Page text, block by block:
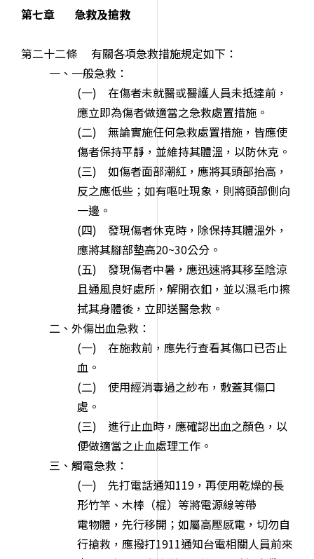
第七章 急救及搶救
第二十二條 有關各項急救措施規定如下：
一、一般急救：
(一) 在傷者未就醫或醫護人員未抵達前，
應立即為傷者做適當之急救處置措施。
(二) 無論實施任何急救處置措施，皆應使
傷者保持平靜，並維持其體溫，以防休克。
(三) 如傷者面部潮紅，應將其頭部抬高，
反之應低些；如有嘔吐現象，則將頭部側向
一邊。
(四) 發現傷者休克時，除保持其體溫外，
應將其腳部墊高20~30公分。
(五) 發現傷者中暑，應迅速將其移至陰涼
且通風良好處所，解開衣釦，並以濕毛巾擦
拭其身體後，立即送醫急救。
二、外傷出血急救：
(一) 在施救前，應先行查看其傷口已否止
血。
(二) 使用經消毒過之紗布，敷蓋其傷口
處。
(三) 進行止血時，應確認出血之顏色，以
便做適當之止血處理工作。
三、觸電急救：
(一) 先打電話通知119，再使用乾燥的長
形竹竿、木棒（棍）等將電源線等帶
電物體，先行移開；如屬高壓感電，切勿自
行搶救，應撥打1911通知台電相關人員前來